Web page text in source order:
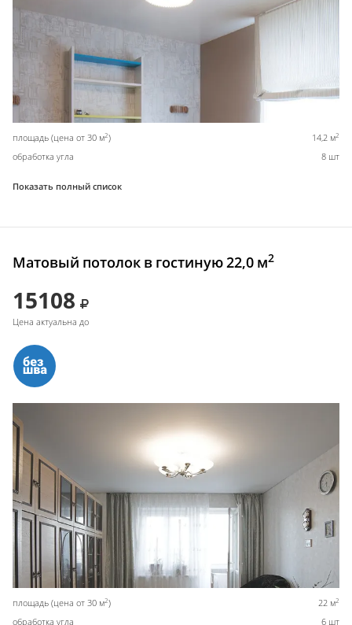
площадь (цена от 30 м2) 14,2 м2
обработка угла 8 шт
Показать полный список
Матовый потолок в гостиную 22,0 м2
15108
Цена актуальна до
площадь (цена от 30 м2) 22 м2
обработка угла 6 шт